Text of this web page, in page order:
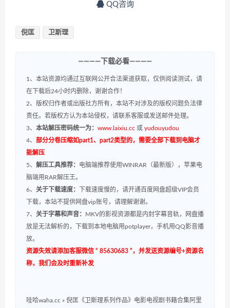
QQ咨询
倪匡 卫斯理
————下载必看————
1、本站资源均通过互联网公开合法渠道获取，仅供阅读测试，请
在下载后24小时内删除，谢谢合作！
2、版权归作者或出版社方所有，本站不对涉及的版权问题负法律
责任。若版权方认为本站侵权，请联系客服或发送邮件处理。
3、 本站解压密码统一为： www.laixiu.cc 或 yudouyudou
4、 部分分卷压缩如part1、part2类型的，需要全部下载到电脑才
能解压
5、 解压工具推荐： 电脑端推荐使用WINRAR（最新版），苹果电
脑端用RAR解压王。
6、 关于下载速度：
下载速度慢的，请开通百度网盘超级VIP会员
下载，本站不提供网盘vip账号，请理解谢谢。
7、 关于字幕和声音： MKV的影视资源都是内封字幕音轨，网盘播
放是无法解析的，下载到本地电脑用potplayer，手机用QQ影音播
放。
资源失效请添加客服微信 “ 85630683 ”，并发送资源编号+资源名
称，我们会及时重新补发
哇哈waha.cc » 倪匡《卫斯理系列作品》电影电视剧书籍合集阿里